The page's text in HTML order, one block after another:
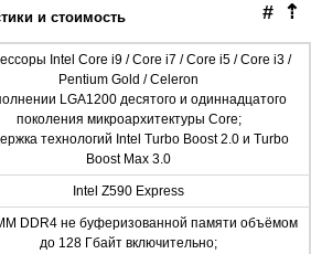
⇡
#
и стоимость
Intel Core i9 / Core i7 / Core i5 / Core i3 /
Pentium Gold / Celeron
LGA1200 деcятого и одиннадцатого
поколения микроархитектуры Core;
технологий Intel Turbo Boost 2.0 и Turbo
Boost Max 3.0
Intel Z590 Express
DDR4 не буферизованной памяти объёмом
до 128 Гбайт включительно;